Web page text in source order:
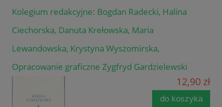
Kolegium redakcyjne: Bogdan Radecki, Halina
Ciechorska, Danuta Krełowska, Maria
Lewandowska, Krystyna Wyszomirska,
Opracowanie graficzne Zygfryd Gardzielewski
12,90 zł
do koszyka